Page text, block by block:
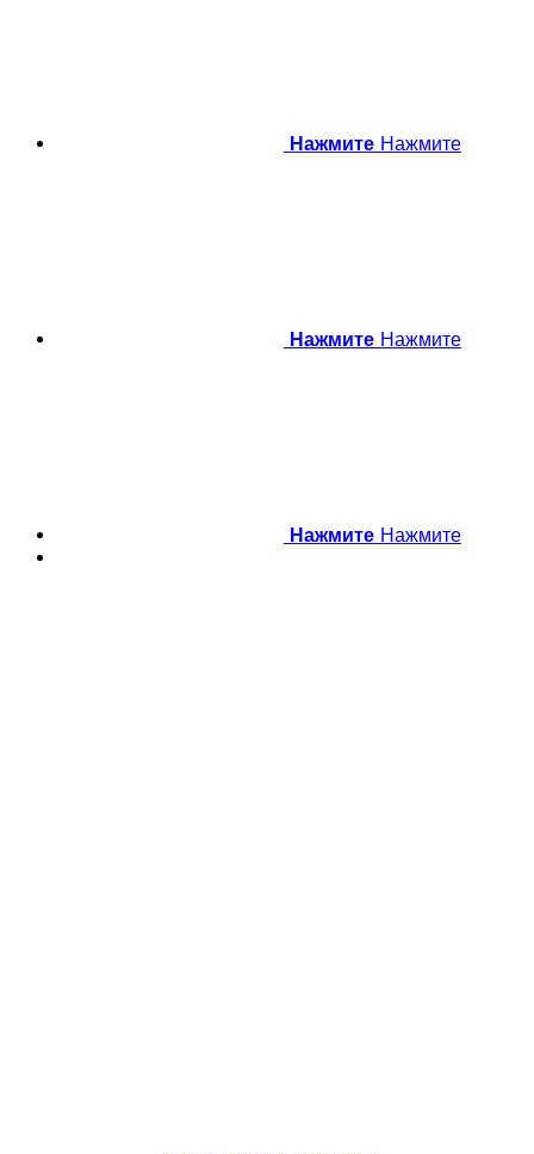
Нажмите Нажмите
Нажмите Нажмите
Нажмите Нажмите